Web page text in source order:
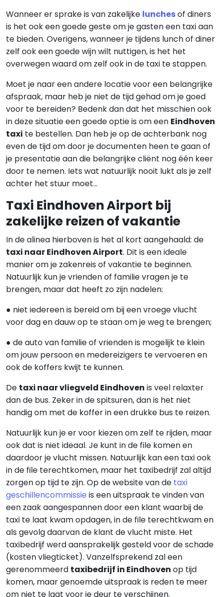
Wanneer er sprake is van zakelijke lunchesof diners
is het ook een goede geste om je gasten een taxi aan
te bieden. Overigens, wanneer je tijdens lunch of diner
zelf ook een goede wijn wilt nuttigen, is het het
overwegen waard om zelf ook in de taxi te stappen.
Moet je naar een andere locatie voor een belangrijke
afspraak, maar heb je niet de tijd gehad om je goed
voor te bereiden? Bedenk dan dat het misschien ook
in deze situatie een goede optie is om een Eindhoven
taxi te bestellen. Dan heb je op de achterbank nog
even de tijd om door je documenten heen te gaan of
je presentatie aan die belangrijke cliënt nog één keer
door te nemen. Iets wat natuurlijk nooit lukt als je zelf
achter het stuur moet…
Taxi Eindhoven Airport bij
zakelijke reizen of vakantie
In de alinea hierboven is het al kort aangehaald: de
taxi naar Eindhoven Airport. Dit is een ideale
manier om je zakenreis of vakantie te beginnen.
Natuurlijk kun je vrienden of familie vragen je te
brengen, maar dat heeft zo zijn nadelen:
● niet iedereen is bereid om bij een vroege vlucht
voor dag en dauw op te staan om je weg te brengen;
● de auto van familie of vrienden is mogelijk te klein
om jouw persoon en medereizigers te vervoeren en
ook de koffers kwijt te kunnen.
De taxi naar vliegveld Eindhoven is veel relaxter
dan de bus. Zeker in de spitsuren, dan is het niet
handig om met de koffer in een drukke bus te reizen.
Natuurlijk kun je er voor kiezen om zelf te rijden, maar
ook dat is niet ideaal. Je kunt in de file komen en
daardoor je vlucht missen. Natuurlijk kan een taxi ook
in de file terechtkomen, maar het taxibedrijf zal altijd
zorgen op tijd te zijn. Op de website van de taxi
geschillencommissie is een uitspraak te vinden van
een zaak aangespannen door een klant waarbij de
taxi te laat kwam opdagen, in de file terechtkwam en
als gevolg daarvan de klant de vlucht miste. Het
taxibedrijf werd aansprakelijk gesteld voor de schade
(kosten vliegticket). Vanzelfsprekend zal een
gerenommeerd taxibedrijf in Eindhoven op tijd
komen, maar genoemde uitspraak is reden te meer
om niet te laat voor je deur te verschijnen.